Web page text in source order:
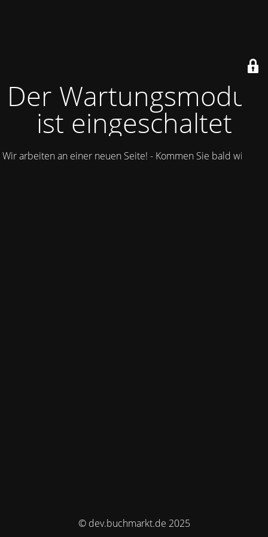
Der Wartungsmodus
ist eingeschaltet
Wir arbeiten an einer neuen Seite! - Kommen Sie bald wieder.
© dev.buchmarkt.de 2025